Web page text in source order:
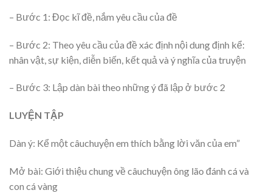
– Bước 1: Đọc kĩ đề, nắm yêu cầu của đề
– Bước 2: Theo yêu cầu của đề xác định nội dung định kể:
nhân vật, sự kiện, diễn biến, kết quả và ý nghĩa của truyện
– Bước 3: Lập dàn bài theo những ý đã lập ở bước 2
LUYỆN TẬP
Dàn ý: Kể một câuchuyện em thích bằng lời văn của em”
Mở bài: Giới thiệu chung về câuchuyện ông lão đánh cá và
con cá vàng